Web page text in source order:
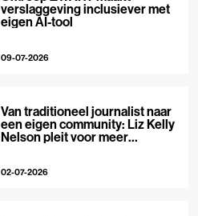
verslaggeving inclusiever met
eigen AI-tool
09-07-2026
Van traditioneel journalist naar
een eigen community: Liz Kelly
Nelson pleit voor meer
02-07-2026